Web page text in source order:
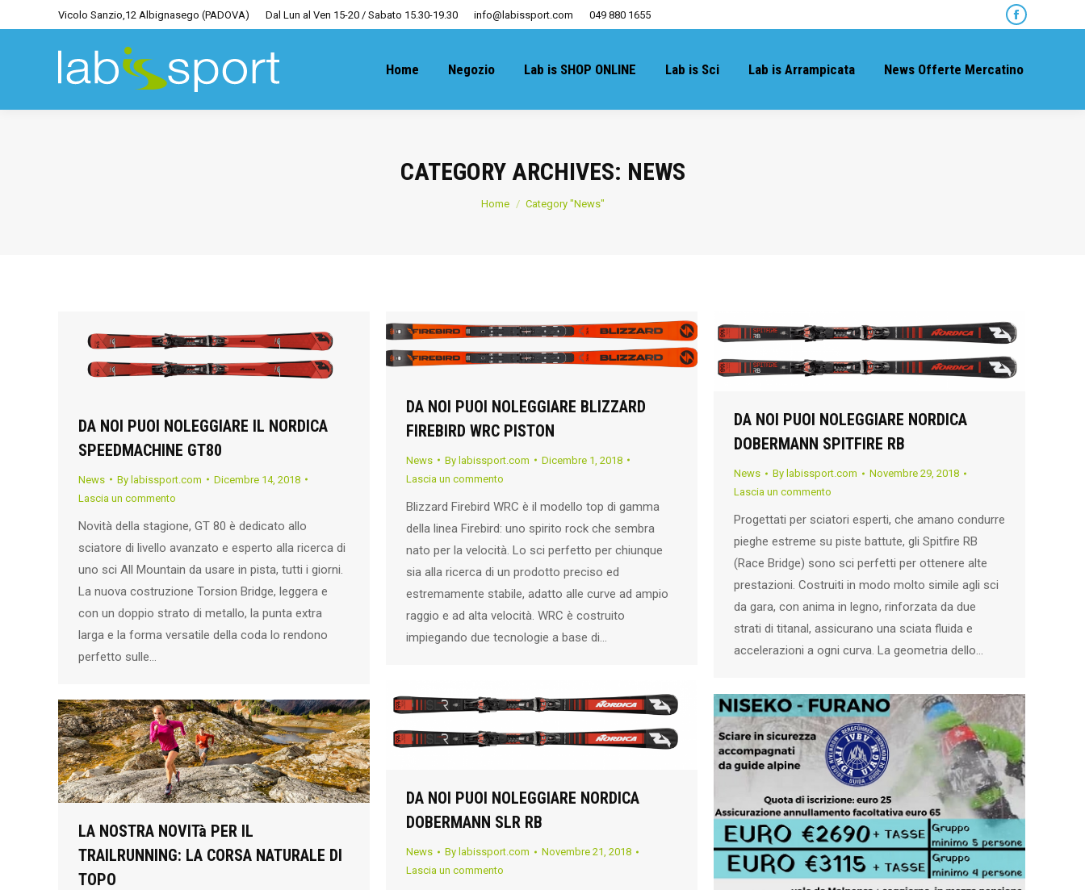
Vicolo Sanzio,12 Albignasego (PADOVA) Dal Lun al Ven 15-20 / Sabato 15.30-19.30 info@labissport.com 049 880 1655
Facebook
opens
new
Home Negozio Lab is SHOP ONLINE Lab is Sci Lab is Arrampicata News Offerte Mercatino
CATEGORY ARCHIVES: NEWS
You are here:
Home Category "News"
DA NOI PUOI NOLEGGIARE IL NORDICA
SPEEDMACHINE GT80
News By labissport.com
Dicembre 14, 2018
Lascia un commento
Novità della stagione, GT 80 è dedicato allo
sciatore di livello avanzato e esperto alla ricerca di
uno sci All Mountain da usare in pista, tutti i giorni.
La nuova costruzione Torsion Bridge, leggera e
con un doppio strato di metallo, la punta extra
larga e la forma versatile della coda lo rendono
perfetto sulle…
DA NOI PUOI NOLEGGIARE BLIZZARD
FIREBIRD WRC PISTON
News By labissport.com
Dicembre 1, 2018
Lascia un commento
Blizzard Firebird WRC è il modello top di gamma
della linea Firebird: uno spirito rock che sembra
nato per la velocità. Lo sci perfetto per chiunque
sia alla ricerca di un prodotto preciso ed
estremamente stabile, adatto alle curve ad ampio
raggio e ad alta velocità. WRC è costruito
impiegando due tecnologie a base di…
DA NOI PUOI NOLEGGIARE NORDICA
DOBERMANN SPITFIRE RB
News By labissport.com
Novembre 29, 2018
Lascia un commento
Progettati per sciatori esperti, che amano condurre
pieghe estreme su piste battute, gli Spitfire RB
(Race Bridge) sono sci perfetti per ottenere alte
prestazioni. Costruiti in modo molto simile agli sci
da gara, con anima in legno, rinforzata da due
strati di titanal, assicurano una sciata fluida e
accelerazioni a ogni curva. La geometria dello…
DA NOI PUOI NOLEGGIARE NORDICA
DOBERMANN SLR RB
News By labissport.com
Novembre 21, 2018
Lascia un commento
LA NOSTRA NOVITà PER IL
TRAILRUNNING: LA CORSA NATURALE DI
TOPO